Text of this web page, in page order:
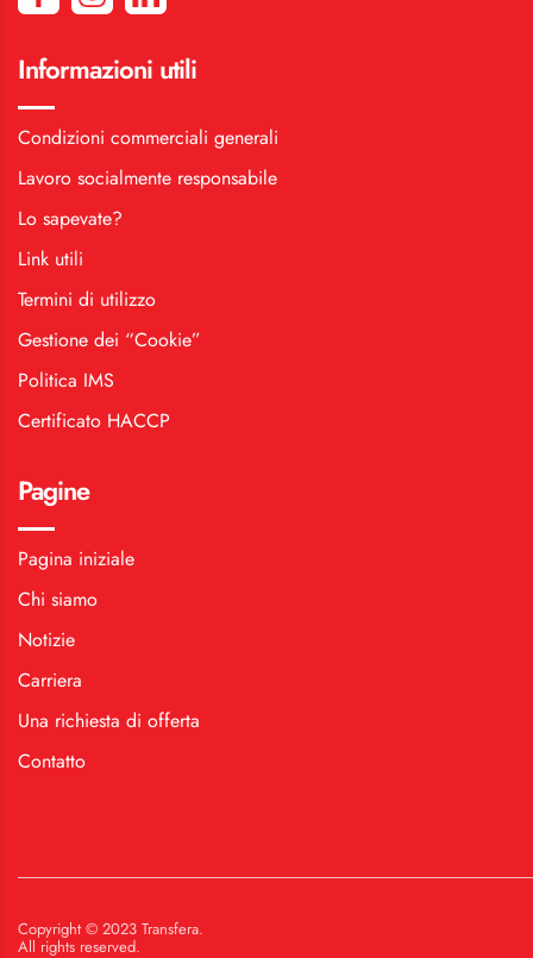
Informazioni utili
Condizioni commerciali generali
Lavoro socialmente responsabile
Lo sapevate?
Link utili
Termini di utilizzo
Gestione dei “Cookie”
Politica IMS
Certificato HACCP
Pagine
Pagina iniziale
Chi siamo
Notizie
Carriera
Una richiesta di offerta
Contatto
Copyright © 2023 Transfera.
All rights reserved.